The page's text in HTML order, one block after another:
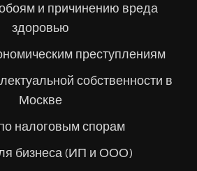
и причинению вреда
здоровью
преступлениям
собственности в
Москве
налоговым спорам
бизнеса (ИП и ООО)